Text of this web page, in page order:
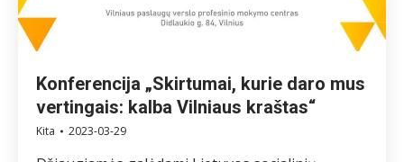
Konferencija „Skirtumai, kurie daro mus
vertingais: kalba Vilniaus kraštas“
Kita 2023-03-29